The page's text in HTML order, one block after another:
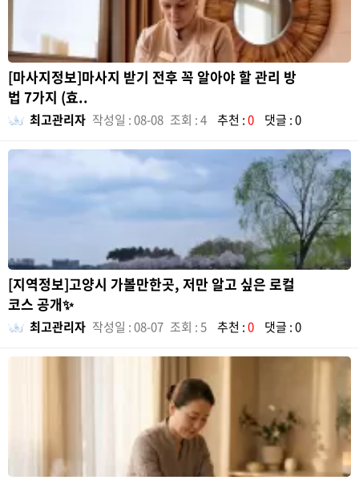
[마사지정보]마사지 받기 전후 꼭 알아야 할 관리 방
법 7가지 (효..
최고관리자 작성일 : 08-08 조회 : 4 추천 :0 댓글 : 0
[지역정보]고양시 가볼만한곳, 저만 알고 싶은 로컬
코스 공개✨
최고관리자 작성일 : 08-07 조회 : 5 추천 :0 댓글 : 0